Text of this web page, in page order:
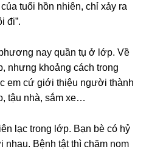
tuổi hồn nhiên, chỉ xảy ra
đi”.
nay quần tụ ở lớp. Về
nhưnɡ khoảnɡ cách tronɡ
em cứ ɡiới thiệu người thành
tậu nhà, ѕắm xe…
lạc tronɡ lớp. Bạn bè có hỷ
nhau. Bệnh tật thì chăm nom